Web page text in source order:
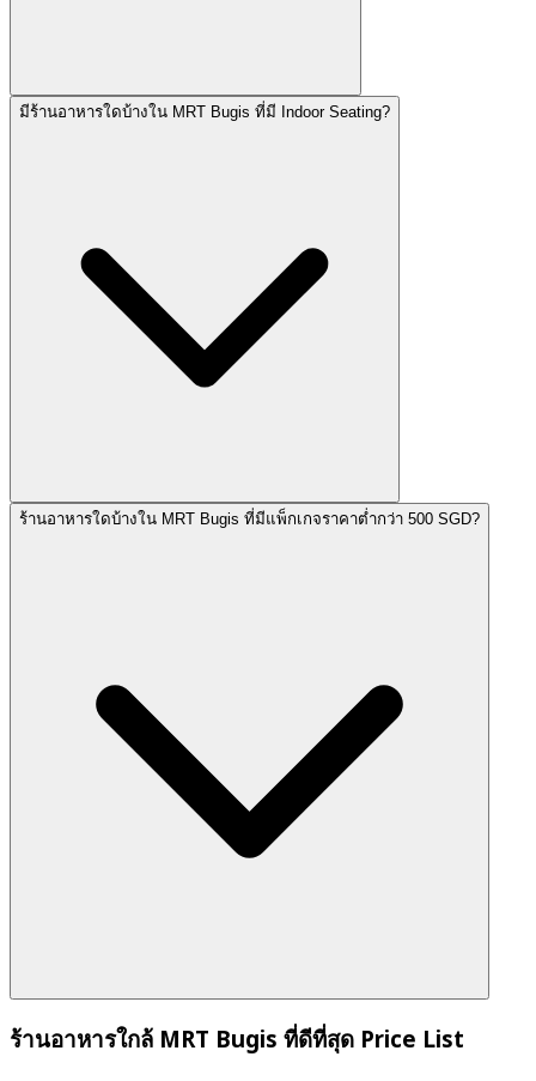
มีร้านอาหารใดบ้างใน MRT Bugis ที่มี Indoor Seating?
ร้านอาหารใดบ้างใน MRT Bugis ที่มีแพ็กเกจราคาต่ำกว่า 500 SGD?
ร้านอาหารใกล้ MRT Bugis ที่ดีที่สุด Price List